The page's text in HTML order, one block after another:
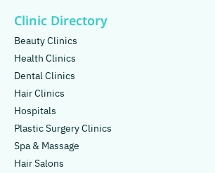
Clinic Directory
Beauty Clinics
Health Clinics
Dental Clinics
Hair Clinics
Hospitals
Plastic Surgery Clinics
Spa & Massage
Hair Salons